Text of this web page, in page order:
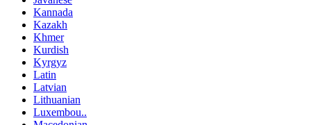
Kannada
Kazakh
Khmer
Kurdish
Kyrgyz
Latin
Latvian
Lithuanian
Luxembou..